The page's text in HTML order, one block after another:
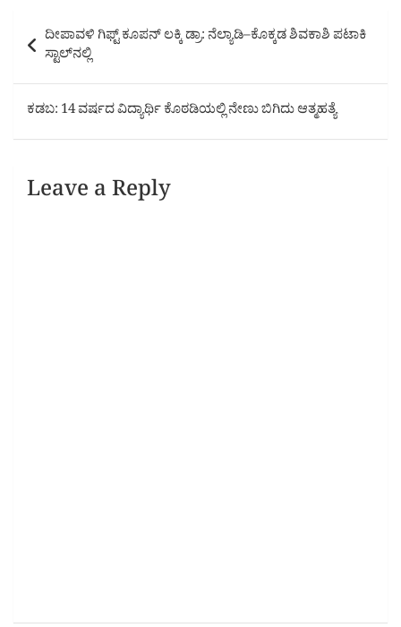
Post
navigation
ದೀಪಾವಳಿ ಗಿಫ್ಟ್ ಕೂಪನ್ ಲಕ್ಕಿ ಡ್ರಾ: ನೆಲ್ಯಾಡಿ–ಕೊಕ್ಕಡ ಶಿವಕಾಶಿ ಪಟಾಕಿ
ಸ್ಟಾಲ್‌ನಲ್ಲಿ
ಕಡಬ: 14 ವರ್ಷದ ವಿದ್ಯಾರ್ಥಿ ಕೊಠಡಿಯಲ್ಲಿ ನೇಣು ಬಿಗಿದು ಆತ್ಮಹತ್ಯೆ
Leave a Reply